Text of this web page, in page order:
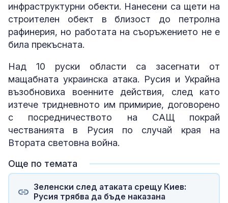
инфраструктурни обекти. Нанесени са щети на
строителен обект в близост до петролна
рафинерия, но работата на съоръжението не е
била прекъсната.
Над 10 руски области са засегнати от
мащабната украинска атака. Русия и Украйна
възобновиха военните действия, след като
изтече тридневното им примирие, договорено
с посредничеството на САЩ покрай
честванията в Русия по случай края на
Втората световна война.
Още по темата
Зеленски след атаката срещу Киев:
Русия трябва да бъде наказана